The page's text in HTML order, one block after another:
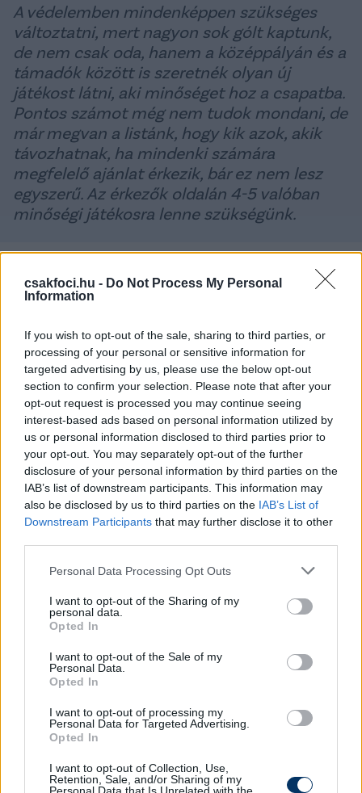
csakfoci.hu - Do Not Process My Personal
Information
If you wish to opt-out of the sale, sharing to third parties, or
processing of your personal or sensitive information for
targeted advertising by us, please use the below opt-out
section to confirm your selection. Please note that after your
opt-out request is processed you may continue seeing
interest-based ads based on personal information utilized by
us or personal information disclosed to third parties prior to
your opt-out. You may separately opt-out of the further
disclosure of your personal information by third parties on the
IAB’s list of downstream participants. This information may
also be disclosed by us to third parties on the IAB’s List of
Downstream Participants that may further disclose it to other
Please note that this website/app uses one or more Google
not limited to your visit or usage behaviour. You may click to
grant or deny consent to Google and its third-party tags to
use your data for below specified purposes in below Google
consent section.
Personal Data Processing Opt Outs
I want to opt-out of the Sharing of my
personal data.
Opted In
I want to opt-out of the Sale of my
Personal Data.
Opted In
I want to opt-out of processing my
Personal Data for Targeted Advertising.
Opted In
I want to opt-out of Collection, Use,
Retention, Sale, and/or Sharing of my
A védelemben mindenképpen szükséges
változtatni, mert nagyon sok gólt kaptunk,
de nem csak oda, hanem a középpályán és a
támadók között is szeretnék olyan új
játékost látni, aki minőséget hoz a csapatba.
Pontos számot még nem tudok mondani, de
már megvan a listánk, hogy kik azok, akik
távozhatnak, ha mindenki számára
megfelelő ajánlat érkezik, bár ez nem lesz
egyszerű. Az érkezők oldalán 4-5 valóban
minőségi játékosra lenne szükségünk.
fogalmazott, szeretné, ha csapata olyan formába
lendülne, mint amilyenben a szezonkezdetkor volt.
- Az összecsapásokat arra szeretnénk felhasználni,
hogy újra olyan formában legyünk, ahogyan a
szezont elkezdtük még a nyáron. Azok a játékosok
pedig, akik nem a felkészülés elejétől voltak velünk
több lehetőséget kapjanak a bizonyításra, valamint
abban reménykedem, hogy néhány új játékos
időben megérkezik. Azon is dolgozni fogunk, hogy
más stratégiát alkalmazzunk a fiatalok bevetése
kapcsán, hogy az eredményesség és a pályán
töltött idő megfelelő egyensúlyban legyenek-
mondta Vignjevic, akit a régóta sérült
középpályásról, Matija Ljujicról is kérdeztek.
- Nem csak a góljai, gólpasszai miatt hiányzik,
hanem igazi vezére volt a középpályának, egy olyan
labdarúgó, akire bármikor lehetett számítani, és
azzal járó következményeket is. Sosem keresett
kibúvókat.
Már januárban elkezdheti velünk a
felkészülést, a rehabilitációja remekül haladt,
kőkeményen elvégezte a kiszabott munkát,
és higgyék el, a legfájdalmasabb részeket is